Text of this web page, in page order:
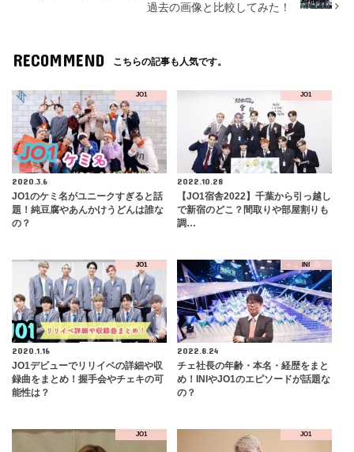
過去の画像と比較してみた！
RECOMMEND こちらの記事も人気です。
JO1
2020.3.6
JO1のケミ名がユニークすぎると話
題！純豆腐やあんかけうどんは誰な
の？
JO1
2022.10.28
【JO1宿舎2022】千葉から引っ越し
で新宿のどこ？間取りや部屋割りも
調…
JO1
2020.1.16
JO1デビューでリリイベの詳細や収
録曲をまとめ！握手会やチェキの可
能性は？
INI
2022.8.24
チェ社長の年齢・本名・経歴をまと
め！INIやJO1のエピソードが話題な
の？
JO1 JO1